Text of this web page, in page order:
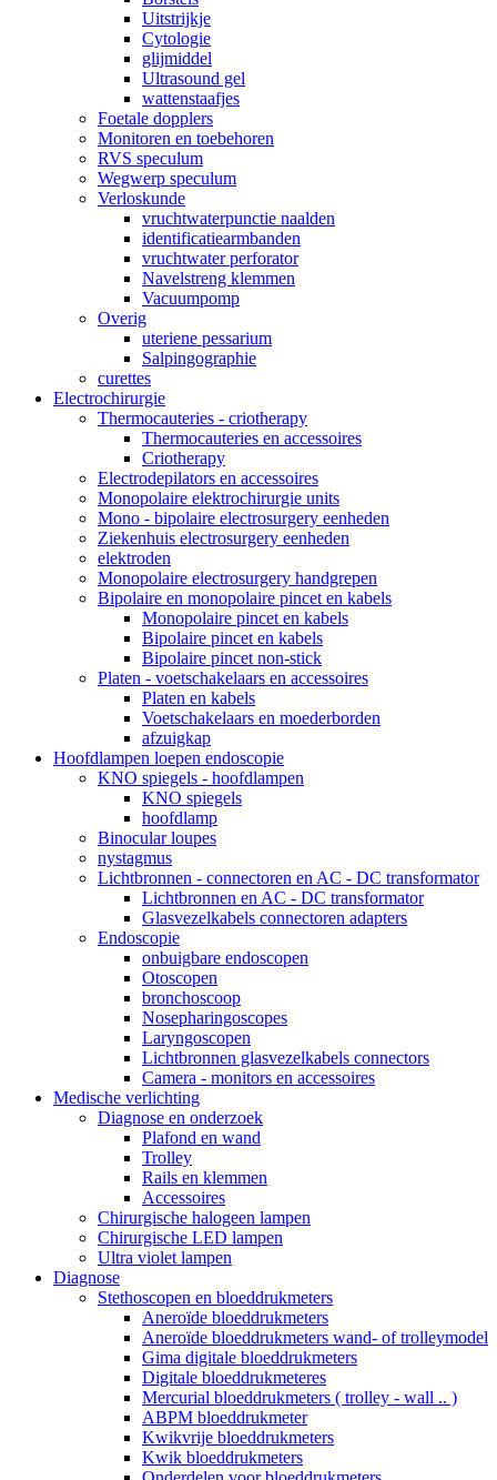
Uitstrijkje
Cytologie
glijmiddel
Ultrasound gel
wattenstaafjes
Foetale dopplers
Monitoren en toebehoren
RVS speculum
Wegwerp speculum
Verloskunde
vruchtwaterpunctie naalden
identificatiearmbanden
vruchtwater perforator
Navelstreng klemmen
Vacuumpomp
Overig
uteriene pessarium
Salpingographie
curettes
Electrochirurgie
Thermocauteries - criotherapy
Thermocauteries en accessoires
Criotherapy
Electrodepilators en accessoires
Monopolaire elektrochirurgie units
Mono - bipolaire electrosurgery eenheden
Ziekenhuis electrosurgery eenheden
elektroden
Monopolaire electrosurgery handgrepen
Bipolaire en monopolaire pincet en kabels
Monopolaire pincet en kabels
Bipolaire pincet en kabels
Bipolaire pincet non-stick
Platen - voetschakelaars en accessoires
Platen en kabels
Voetschakelaars en moederborden
afzuigkap
Hoofdlampen loepen endoscopie
KNO spiegels - hoofdlampen
KNO spiegels
hoofdlamp
Binocular loupes
nystagmus
Lichtbronnen - connectoren en AC - DC transformator
Lichtbronnen en AC - DC transformator
Glasvezelkabels connectoren adapters
Endoscopie
onbuigbare endoscopen
Otoscopen
bronchoscoop
Nosepharingoscopes
Laryngoscopen
Lichtbronnen glasvezelkabels connectors
Camera - monitors en accessoires
Medische verlichting
Diagnose en onderzoek
Plafond en wand
Trolley
Rails en klemmen
Accessoires
Chirurgische halogeen lampen
Chirurgische LED lampen
Ultra violet lampen
Diagnose
Stethoscopen en bloeddrukmeters
Aneroïde bloeddrukmeters
Aneroïde bloeddrukmeters wand- of trolleymodel
Gima digitale bloeddrukmeters
Digitale bloeddrukmeteres
Mercurial bloeddrukmeters ( trolley - wall .. )
ABPM bloeddrukmeter
Kwikvrije bloeddrukmeters
Kwik bloeddrukmeters